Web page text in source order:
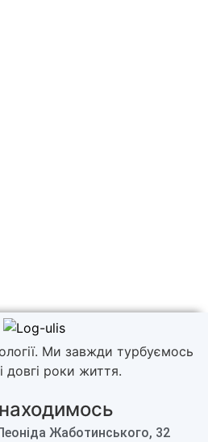
Ми завжди турбуємось
довгі роки життя.
Жаботинського, 32